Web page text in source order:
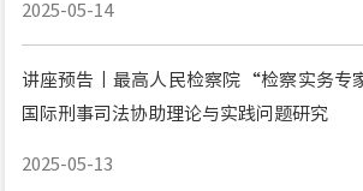
2025-05-14
讲座预告丨最高人民检察院“检察实务专
国际刑事司法协助理论与实践问题研究
2025-05-13